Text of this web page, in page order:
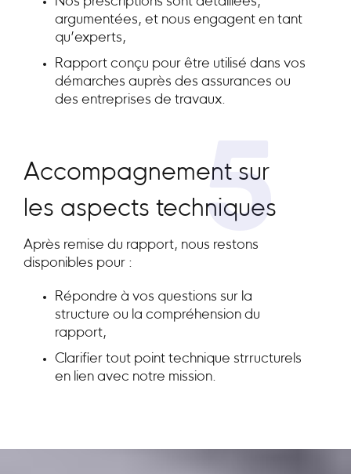
argumentées, et nous engagent en tant
qu’experts,
Rapport conçu pour être utilisé dans vos
démarches auprès des assurances ou
des entreprises de travaux.
5
Accompagnement sur
les aspects techniques
Après remise du rapport, nous restons
disponibles pour :
Répondre à vos questions sur la
structure ou la compréhension du
rapport,
Clarifier tout point technique strructurels
en lien avec notre mission.